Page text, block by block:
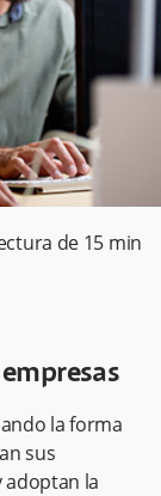
de 15 min
la forma
sus
adoptan la